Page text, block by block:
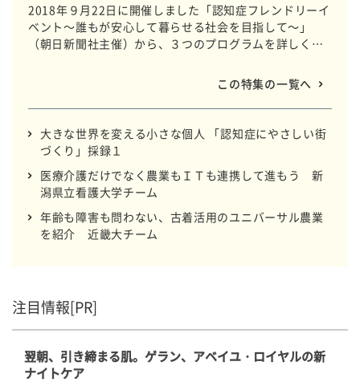
2018年９月22日に開催しました「認知症フレンドリーイ
ベント～誰もが安心して暮らせる社会を目指して～」
（朝日新聞社主催）から、３つのプログラムを詳しくご
この特集の一覧へ
大きな世界を変える小さな個人 「認知症にやさしい街
づくり」採録１
医療介護だけでなく農業もＩＴも連携して進もう 新
潟県立看護大学チーム
年齢も障害も問わない、古着活用のユニバーサル農業
を紹介 近畿大チーム
注目情報[PR]
翌朝、引き締まる肌。ゲラン、アベイユ・ロイヤルの新
ナイトケア